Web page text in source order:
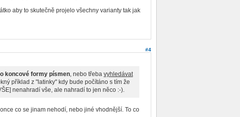
aby to skutečně projelo všechny varianty tak jak
#4
koncové formy písmen, nebo třeba vyhledávat
příklad z "latinky" kdy bude počítáno s tím že
nenahradí vše, ale nahradí to jen něco :-).
co se jinam nehodí, nebo jiné vhodnější. To co